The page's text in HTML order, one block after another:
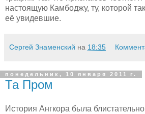
настоящую Камбоджу, ту, которой
её увидевшие.
Сергей Знаменский на 18:35
понедельник, 10 января 2011 г.
Та Пром
История Ангкора была